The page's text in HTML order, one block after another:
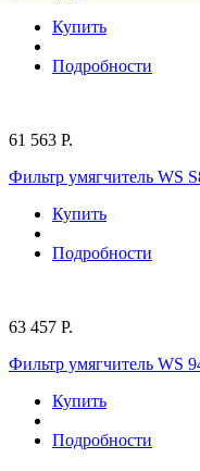
Купить
Подробности
61 563 Р.
Фильтр умягчитель WS
Купить
Подробности
63 457 Р.
Фильтр умягчитель WS
Купить
Подробности